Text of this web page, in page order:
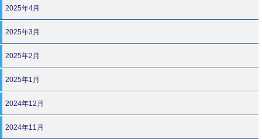
2025年4月
2025年3月
2025年2月
2025年1月
2024年12月
2024年11月